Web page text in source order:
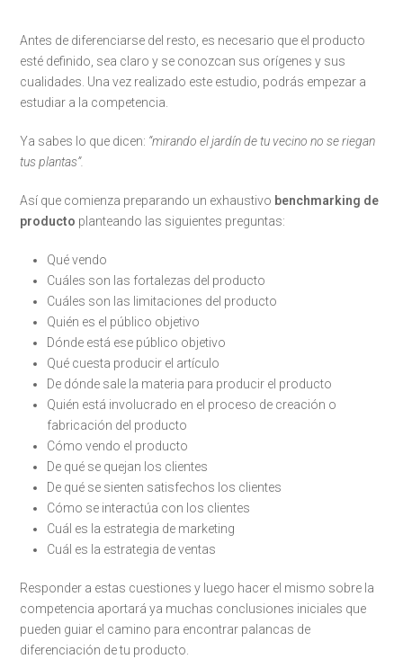
Antes de diferenciarse del resto, es necesario que el producto
esté definido, sea claro y se conozcan sus orígenes y sus
cualidades. Una vez realizado este estudio, podrás empezar a
estudiar a la competencia.
Ya sabes lo que dicen: “mirando el jardín de tu vecino no se riegan
tus plantas”.
Así que comienza preparando un exhaustivo benchmarking de
producto planteando las siguientes preguntas:
Qué vendo
Cuáles son las fortalezas del producto
Cuáles son las limitaciones del producto
Quién es el público objetivo
Dónde está ese público objetivo
Qué cuesta producir el artículo
De dónde sale la materia para producir el producto
Quién está involucrado en el proceso de creación o
fabricación del producto
Cómo vendo el producto
De qué se quejan los clientes
De qué se sienten satisfechos los clientes
Cómo se interactúa con los clientes
Cuál es la estrategia de marketing
Cuál es la estrategia de ventas
Responder a estas cuestiones y luego hacer el mismo sobre la
competencia aportará ya muchas conclusiones iniciales que
pueden guiar el camino para encontrar palancas de
diferenciación de tu producto.